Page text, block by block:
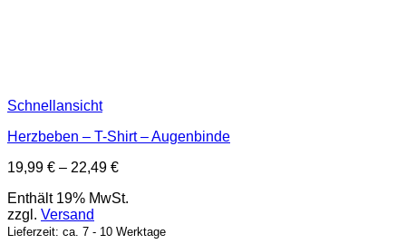
Schnellansicht
Herzbeben – T-Shirt – Augenbinde
19,99 € – 22,49 €Preisspanne:
bis
Enthält 19% MwSt.
zzgl. Versand
Lieferzeit: ca. 7 - 10 Werktage